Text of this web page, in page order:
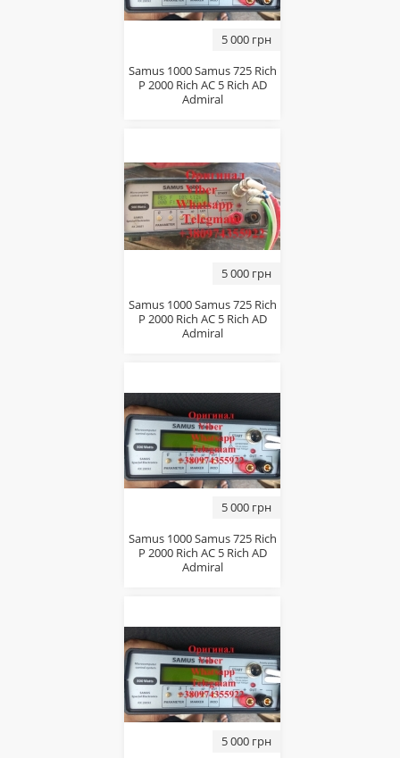
5 000 грн
Samus 1000 Samus 725 Rich
P 2000 Rich AC 5 Rich AD
Admiral
5 000 грн
Samus 1000 Samus 725 Rich
P 2000 Rich AC 5 Rich AD
Admiral
5 000 грн
Samus 1000 Samus 725 Rich
P 2000 Rich AC 5 Rich AD
Admiral
5 000 грн